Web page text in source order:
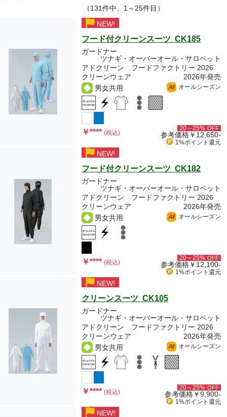
（131件中、1～25件目）
NEW!
フード付クリーンスーツ CK185
ガードナー
ツナギ・オーバーオール・サロペット
アドクリーン フードファクトリー 2026
クリーンウェア
2026年発売
男女共用
All オールシーズン
￥**** (税込)
20～25% OFF
参考価格￥12,650-
1%ポイント 還元
NEW!
フード付クリーンスーツ CK182
ガードナー
ツナギ・オーバーオール・サロペット
アドクリーン フードファクトリー 2026
クリーンウェア
2026年発売
男女共用
All オールシーズン
￥**** (税込)
20～25% OFF
参考価格￥12,100-
1%ポイント 還元
NEW!
クリーンスーツ CK105
ガードナー
ツナギ・オーバーオール・サロペット
アドクリーン フードファクトリー 2026
クリーンウェア
2026年発売
男女共用
All オールシーズン
￥**** (税込)
20～25% OFF
参考価格￥9,900-
1%ポイント 還元
NEW!